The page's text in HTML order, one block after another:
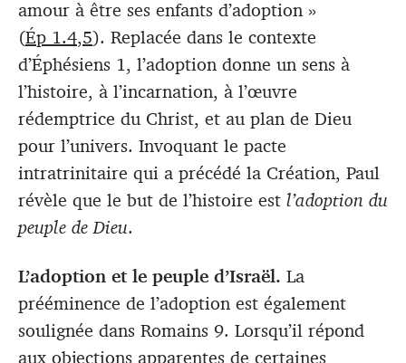
amour à être ses enfants d’adoption »
(Ép 1.4,5). Replacée dans le contexte
d’Éphésiens 1, l’adoption donne un sens à
l’histoire, à l’incarnation, à l’œuvre
rédemptrice du Christ, et au plan de Dieu
pour l’univers. Invoquant le pacte
intratrinitaire qui a précédé la Création, Paul
révèle que le but de l’histoire est l’adoption du
peuple de Dieu.
L’adoption et le peuple d’Israël. La
prééminence de l’adoption est également
soulignée dans Romains 9. Lorsqu’il répond
aux objections apparentes de certaines